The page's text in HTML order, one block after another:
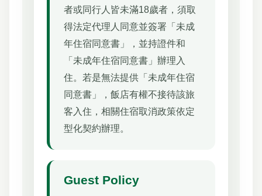
者或同行人皆未滿18歲者，須取
得法定代理人同意並簽署「未成
年住宿同意書」，並持證件和
「未成年住宿同意書」辦理入
住。若是無法提供「未成年住宿
同意書」，飯店有權不接待該旅
客入住，相關住宿取消政策依定
型化契約辦理。
Guest Policy